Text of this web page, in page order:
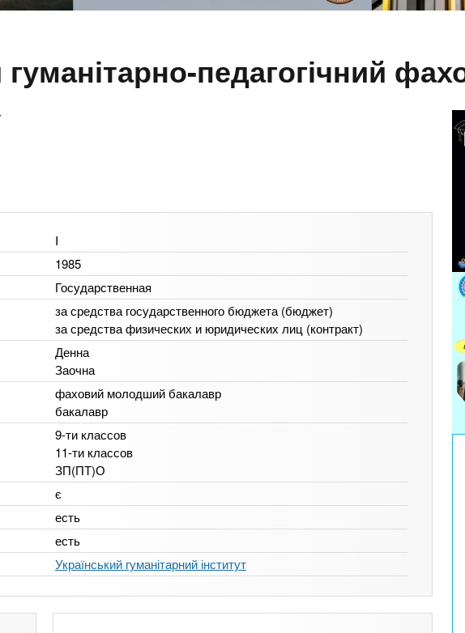
гуманітарно-педагогічний
I
1985
Государственная
за средства государственного бюджета (бюджет)
за средства физических и юридических лиц (контракт)
Денна
Заочна
фаховий молодший бакалавр
бакалавр
9-ти классов
11-ти классов
ЗП(ПТ)О
є
есть
есть
Український гуманітарний інститут